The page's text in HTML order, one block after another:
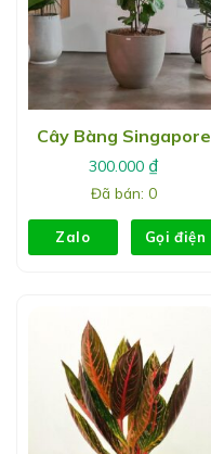
Cây Bàng Singapore
300.000 ₫
Đã bán: 0
Zalo Gọi điện